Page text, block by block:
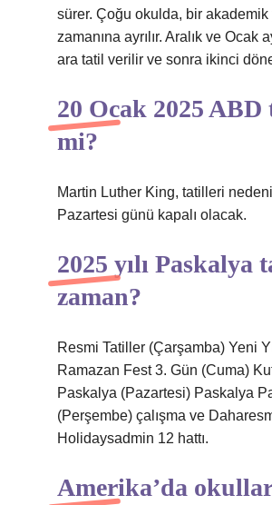
sürer. Çoğu okulda, bir akademik
zamanına ayrılır. Aralık ve Ocak
ara tatil verilir ve sonra ikinci
20 Ocak 2025 ABD
mi?
Martin Luther King, tatilleri
Pazartesi günü kapalı olacak.
2025 yılı Paskalya
zaman?
Resmi Tatiller (Çarşamba) Yeni
Ramazan Fest 3. Gün (Cuma)
Paskalya (Pazartesi) Paskalya
(Perşembe) çalışma ve
Holidaysadmin 12 hattı.
Amerika’da